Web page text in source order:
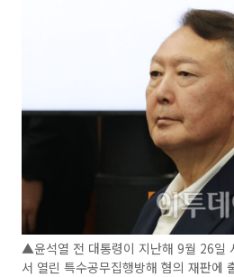
▲윤석열 전 대통령이 지난해 9월 26일
서 열린 특수공무집행방해 혐의 재판에